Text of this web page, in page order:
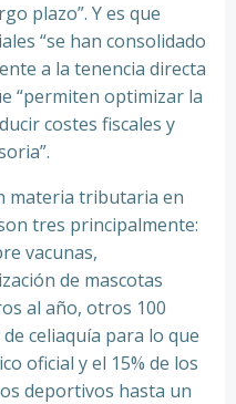
plazo”. Y es que
“se han consolidado
a la tenencia directa
“permiten optimizar la
costes fiscales y
materia tributaria en
tres principalmente:
vacunas,
de mascotas
al año, otros 100
celiaquía para lo que
oficial y el 15% de los
deportivos hasta un